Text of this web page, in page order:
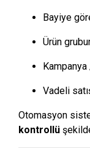
Bayiye
Ürün
Vadeli
Otomasyon
kontrollü